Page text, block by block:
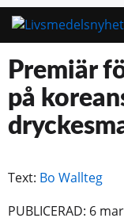
Premiär
på
Text: Bo Wallteg
PUBLICERAD: 6